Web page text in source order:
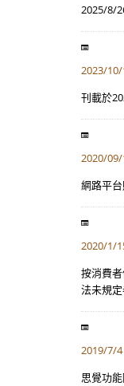
2025/8/
2023/
刊載於
2020/
網路平
2020/1/
按消費
法未規
2019/7/
思覺功